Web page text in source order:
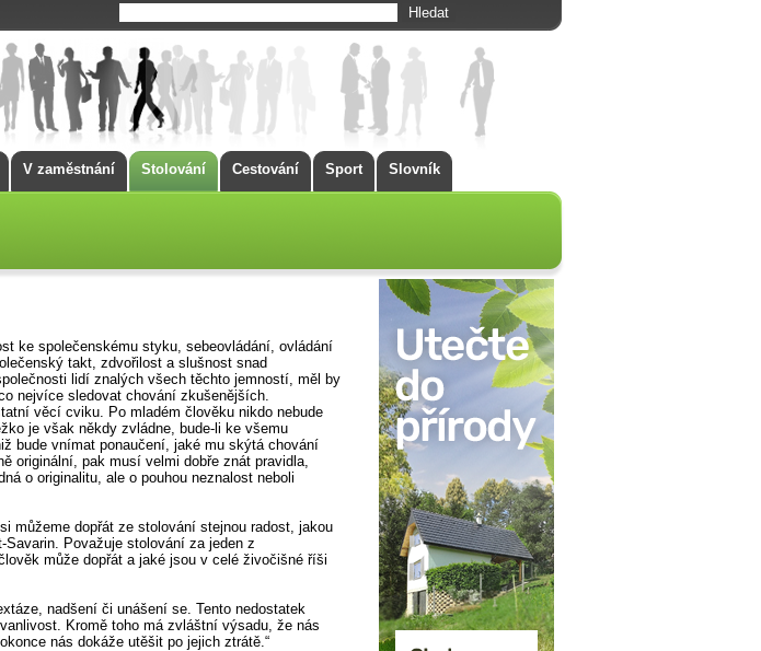
V zaměstnání Stolování Cestování Sport Slovník
ke společenskému styku, sebeovládání, ovládání
takt, zdvořilost a slušnost snad
lidí znalých všech těchto jemností, měl by
nejvíce sledovat chování zkušenějších.
věcí cviku. Po mladém člověku nikdo nebude
je však někdy zvládne, bude-li ke všemu
bude vnímat ponaučení, jaké mu skýtá chování
originální, pak musí velmi dobře znát pravidla,
o originalitu, ale o pouhou neznalost neboli
můžeme dopřát ze stolování stejnou radost, jakou
Považuje stolování za jeden z
může dopřát a jaké jsou v celé živočišné říši
nadšení či unášení se. Tento nedostatek
Kromě toho má zvláštní výsadu, že nás
nás dokáže utěšit po jejich ztrátě.“